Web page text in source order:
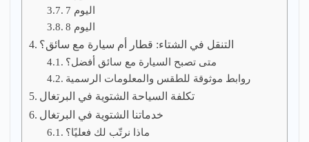
اليوم 7
اليوم 8
التنقل في الشتاء: قطار أم سيارة مع سائق؟
متى تصبح السيارة مع سائق أفضل؟
روابط موثوقة للطقس والمعلومات الرسمية
تكلفة السياحة الشتوية في البرتغال
خدماتنا الشتوية في البرتغال
ماذا نرتّب لك فعليًا؟